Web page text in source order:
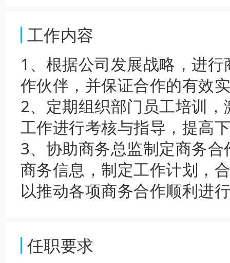
工作内容
1、根据公司发展战略，进
作伙伴，并保证合作的有效
2、定期组织部门员工培训
工作进行考核与指导，提高
3、协助商务总监制定商务
商务信息，制定工作计划，
以推动各项商务合作顺利进
任职要求